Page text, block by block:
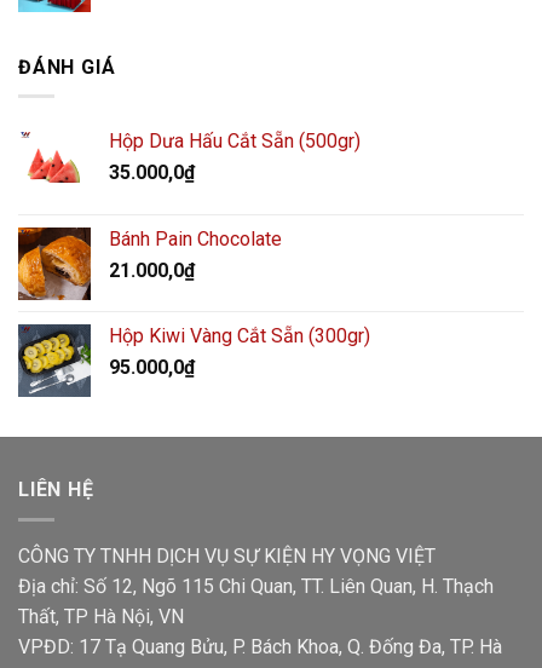
ĐÁNH GIÁ
Hộp Dưa Hấu Cắt Sẵn (500gr)
35.000,0₫
Bánh Pain Chocolate
21.000,0₫
Hộp Kiwi Vàng Cắt Sẵn (300gr)
95.000,0₫
LIÊN HỆ
CÔNG TY TNHH DỊCH VỤ SỰ KIỆN HY VỌNG VIỆT
Địa chỉ: Số 12, Ngõ 115 Chi Quan, TT. Liên Quan, H. Thạch
Thất, TP Hà Nội, VN
VPĐD: 17 Tạ Quang Bửu, P. Bách Khoa, Q. Đống Đa, TP. Hà